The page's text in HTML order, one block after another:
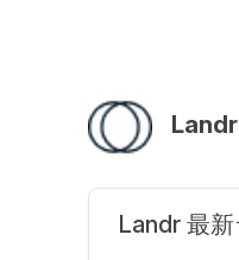
Landr
Landr 最